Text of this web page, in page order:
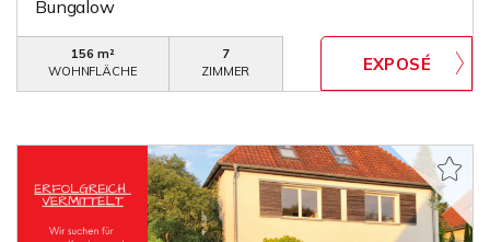
Bungalow
156 m²
WOHNFLÄCHE
7
ZIMMER